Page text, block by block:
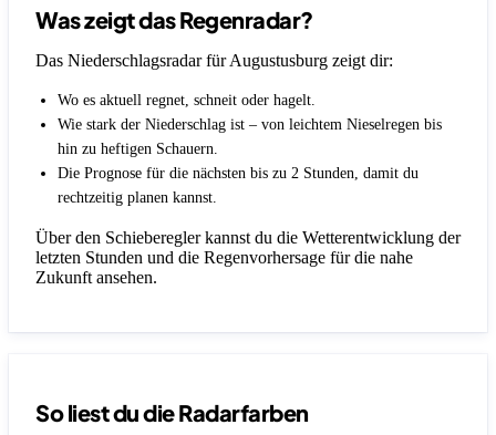
Was zeigt das Regenradar?
Das Niederschlagsradar für Augustusburg zeigt dir:
Wo es aktuell regnet, schneit oder hagelt.
Wie stark der Niederschlag ist – von leichtem Nieselregen bis
hin zu heftigen Schauern.
Die Prognose für die nächsten bis zu 2 Stunden, damit du
rechtzeitig planen kannst.
Über den Schieberegler kannst du die Wetterentwicklung der
letzten Stunden und die Regenvorhersage für die nahe
Zukunft ansehen.
So liest du die Radarfarben